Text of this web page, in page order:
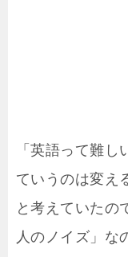
「英語って難
ていうのは変え
と考えていたの
人のノイズ」な